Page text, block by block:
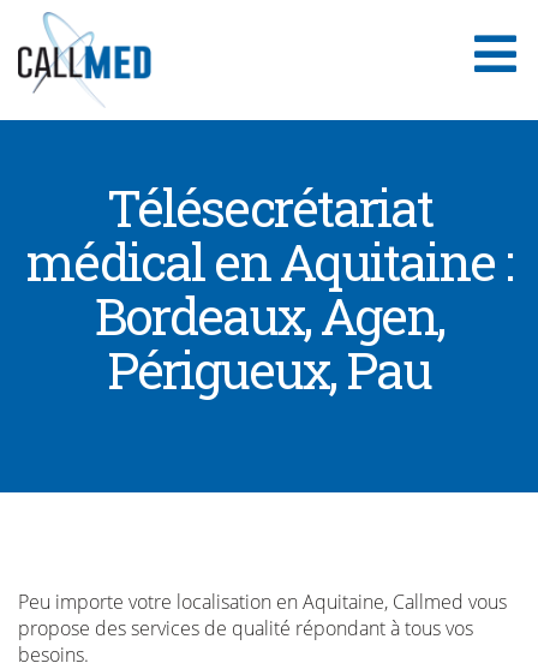
contenu
Télésecrétariat
médical en Aquitaine :
Bordeaux, Agen,
Périgueux, Pau
Peu importe votre localisation en Aquitaine, Callmed vous
propose des services de qualité répondant à tous vos
besoins.